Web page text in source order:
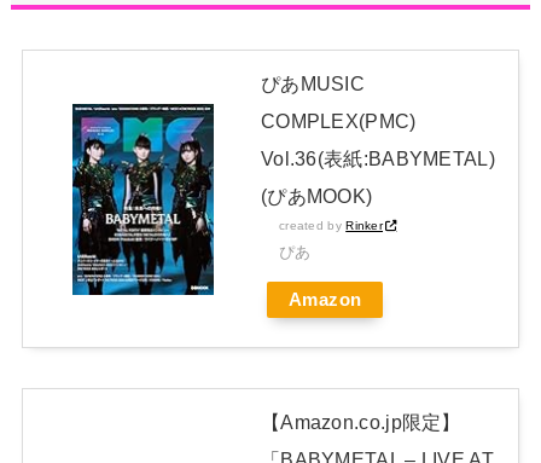
【朗報】山﨑愛生「けんぱなぱっぱぱん！」← NEW!
【画像】アイドルさん「体重10キロ増えたらこうなった」
日本独自企画・限定生産盤「METAL FORTH (DELUXE
JAPAN EDITION)」着弾
【BABYMETAL】METAL FORTH DELUXE JAPAN EDITION
開封レビュー!
ぴあMUSIC
COMPLEX(PMC)
Vol.36(表紙:BABYMETAL)
(ぴあMOOK)
created by Rinker
ぴあ
Amazon
【Amazon.co.jp限定】